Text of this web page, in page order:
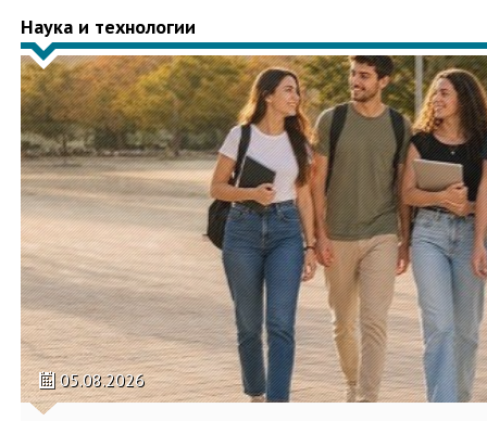
Наука и технологии
05.08.2026